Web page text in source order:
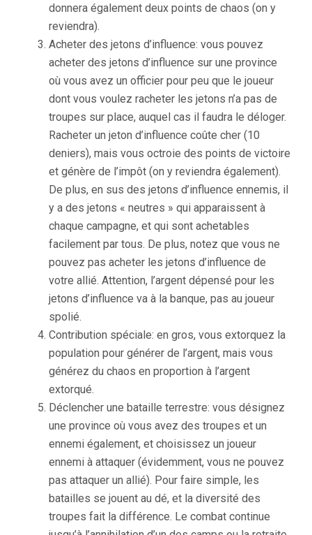
donnera également deux points de chaos (on y
reviendra).
Acheter des jetons d’influence: vous pouvez
acheter des jetons d’influence sur une province
où vous avez un officier pour peu que le joueur
dont vous voulez racheter les jetons n’a pas de
troupes sur place, auquel cas il faudra le déloger.
Racheter un jeton d’influence coûte cher (10
deniers), mais vous octroie des points de victoire
et génère de l’impôt (on y reviendra également).
De plus, en sus des jetons d’influence ennemis, il
y a des jetons « neutres » qui apparaissent à
chaque campagne, et qui sont achetables
facilement par tous. De plus, notez que vous ne
pouvez pas acheter les jetons d’influence de
votre allié. Attention, l’argent dépensé pour les
jetons d’influence va à la banque, pas au joueur
spolié.
Contribution spéciale: en gros, vous extorquez la
population pour générer de l’argent, mais vous
générez du chaos en proportion à l’argent
extorqué.
Déclencher une bataille terrestre: vous désignez
une province où vous avez des troupes et un
ennemi également, et choisissez un joueur
ennemi à attaquer (évidemment, vous ne pouvez
pas attaquer un allié). Pour faire simple, les
batailles se jouent au dé, et la diversité des
troupes fait la différence. Le combat continue